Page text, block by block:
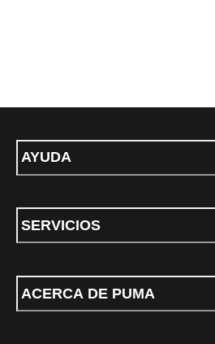
AYUDA
SERVICIOS
ACERCA DE PUMA